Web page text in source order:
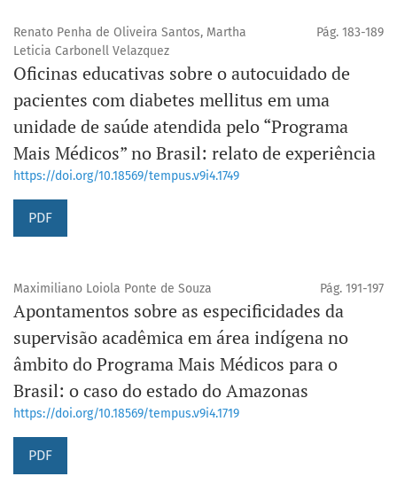
Renato Penha de Oliveira Santos, Martha
Leticia Carbonell Velazquez
Pág. 183-189
Oficinas educativas sobre o autocuidado de
pacientes com diabetes mellitus em uma
unidade de saúde atendida pelo “Programa
Mais Médicos” no Brasil: relato de experiência
https://doi.org/10.18569/tempus.v9i4.1749
PDF
Maximiliano Loiola Ponte de Souza Pág. 191-197
Apontamentos sobre as especificidades da
supervisão acadêmica em área indígena no
âmbito do Programa Mais Médicos para o
Brasil: o caso do estado do Amazonas
https://doi.org/10.18569/tempus.v9i4.1719
PDF